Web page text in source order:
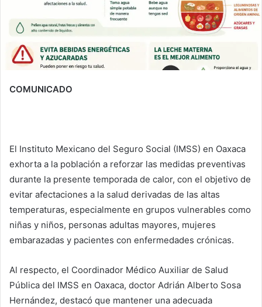
COMUNICADO
El Instituto Mexicano del Seguro Social (IMSS) en Oaxaca
exhorta a la población a reforzar las medidas preventivas
durante la presente temporada de calor, con el objetivo de
evitar afectaciones a la salud derivadas de las altas
temperaturas, especialmente en grupos vulnerables como
niñas y niños, personas adultas mayores, mujeres
embarazadas y pacientes con enfermedades crónicas.
Al respecto, el Coordinador Médico Auxiliar de Salud
Pública del IMSS en Oaxaca, doctor Adrián Alberto Sosa
Hernández, destacó que mantener una adecuada